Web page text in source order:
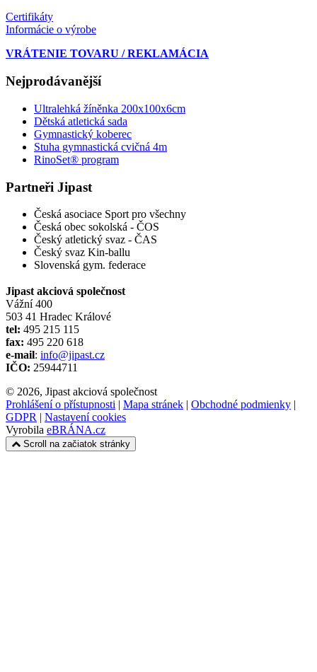
Certifikáty
Informácie o výrobe
VRÁTENIE TOVARU / REKLAMÁCIA
Nejprodávanější
Ultralehká žíněnka 200x100x6cm
Dětská atletická sada
Gymnastický koberec
Stuha gymnastická cvičná 4m
RinoSet® program
Partneři Jipast
Česká asociace Sport pro všechny
Česká obec sokolská - ČOS
Český atletický svaz - ČAS
Český svaz Kin-ballu
Slovenská gym. federace
Jipast akciová společnost
Vážní 400
503 41 Hradec Králové
tel: 495 215 115
fax: 495 220 618
e-mail: info@jipast.cz
IČO: 25944711
© 2026, Jipast akciová společnost
Prohlášení o přístupnosti | Mapa stránek | Obchodné podmienky |
GDPR | Nastavení cookies
Vyrobila eBRÁNA.cz
Scroll na začiatok stránky